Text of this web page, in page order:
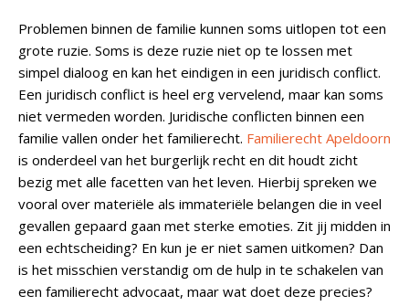
Problemen binnen de familie kunnen soms uitlopen tot een
grote ruzie. Soms is deze ruzie niet op te lossen met
simpel dialoog en kan het eindigen in een juridisch conflict.
Een juridisch conflict is heel erg vervelend, maar kan soms
niet vermeden worden. Juridische conflicten binnen een
familie vallen onder het familierecht. Familierecht Apeldoorn
is onderdeel van het burgerlijk recht en dit houdt zicht
bezig met alle facetten van het leven. Hierbij spreken we
vooral over materiële als immateriële belangen die in veel
gevallen gepaard gaan met sterke emoties. Zit jij midden in
een echtscheiding? En kun je er niet samen uitkomen? Dan
is het misschien verstandig om de hulp in te schakelen van
een familierecht advocaat, maar wat doet deze precies?